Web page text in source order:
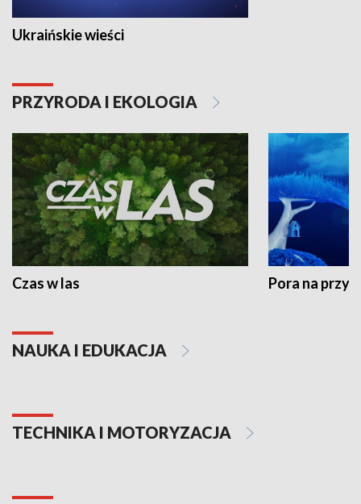
Ukraińskie wieści
PRZYRODA I EKOLOGIA
Czas w las Pora na
NAUKA I EDUKACJA
TECHNIKA I MOTORYZACJA